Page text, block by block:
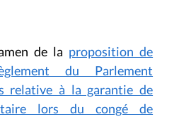
de la proposition de
du Parlement
relative à la garantie de
lors du congé de